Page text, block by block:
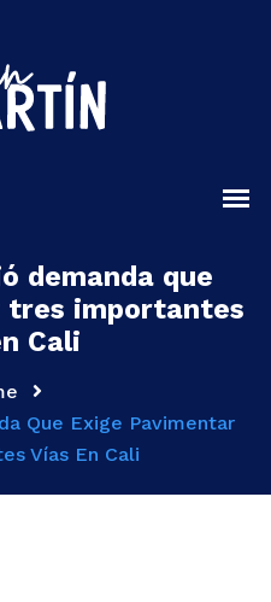
demanda que
tres importantes
Cali
Que Exige Pavimentar
Vías En Cali